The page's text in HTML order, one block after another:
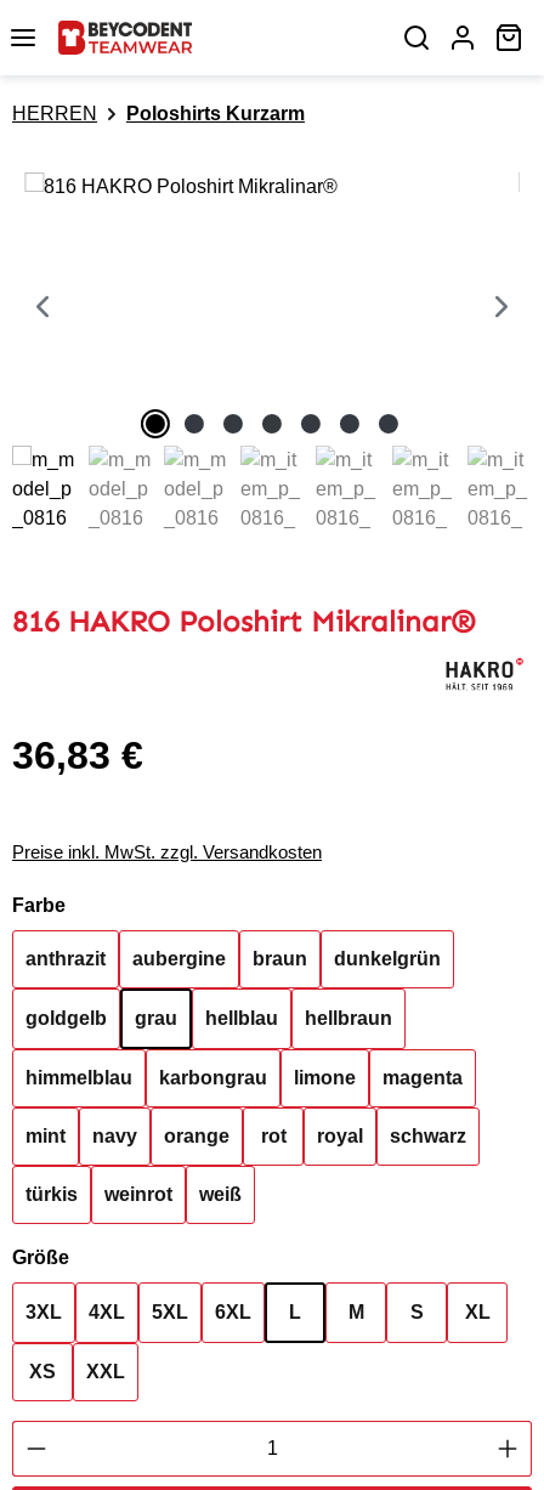
Zum Hauptinhalt springen
HERREN Poloshirts Kurzarm
Bildergalerie überspringen
816 HAKRO Poloshirt Mikralinar®
Regulärer Preis:
36,83 €
Preise inkl. MwSt. zzgl. Versandkosten
Farbeauswählen
anthrazit aubergine braun dunkelgrün
goldgelb grau hellblau hellbraun
himmelblau karbongrau limone magenta
mint navy orange rot royal schwarz
türkis weinrot weiß
Größeauswählen
3XL 4XL 5XL 6XL L M S XL
XS XXL
Produkt Anzahl: Gib den gewünschten